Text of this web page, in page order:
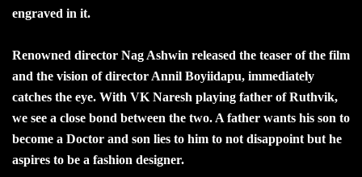
engraved in it.
Renowned director Nag Ashwin released the teaser of the film
and the vision of director Annil Boyiidapu, immediately
catches the eye. With VK Naresh playing father of Ruthvik,
we see a close bond between the two. A father wants his son to
become a Doctor and son lies to him to not disappoint but he
aspires to be a fashion designer.